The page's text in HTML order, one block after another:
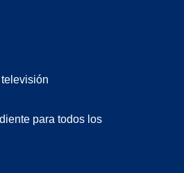
para todos los